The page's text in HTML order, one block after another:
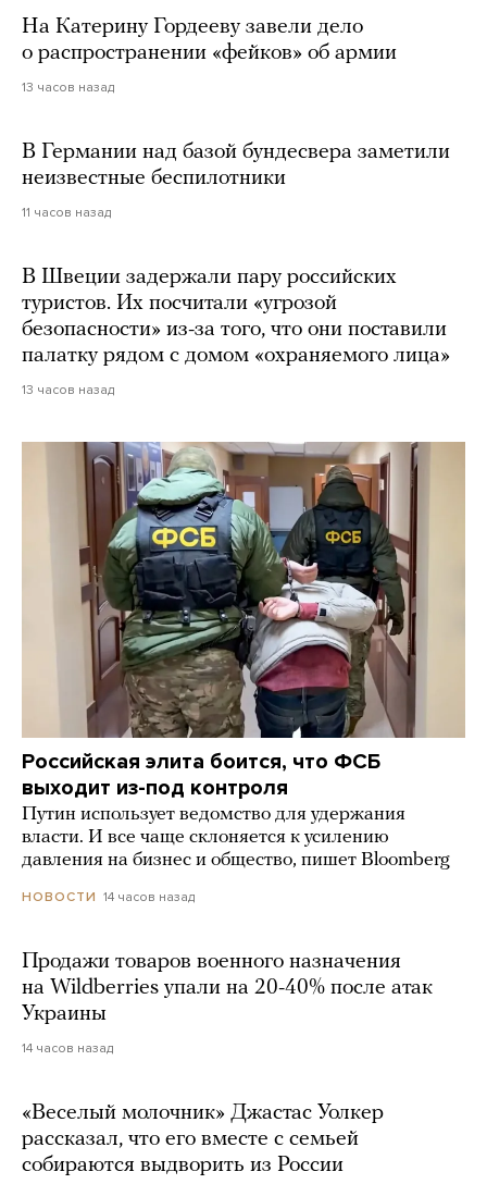
На Катерину Гордееву завели дело
о распространении «фейков» об армии
13 часов назад
В Германии над базой бундесвера заметили
неизвестные беспилотники
11 часов назад
В Швеции задержали пару российских
туристов. Их посчитали «угрозой
безопасности» из-за того, что они поставили
палатку рядом с домом «охраняемого лица»
13 часов назад
Российская элита боится, что ФСБ
выходит из-под контроля
Путин использует ведомство для удержания
власти. И все чаще склоняется к усилению
давления на бизнес и общество, пишет Bloomberg
НОВОСТИ 14 часов назад
Продажи товаров военного назначения
на Wildberries упали на 20-40% после атак
Украины
14 часов назад
«Веселый молочник» Джастас Уолкер
рассказал, что его вместе с семьей
собираются выдворить из России